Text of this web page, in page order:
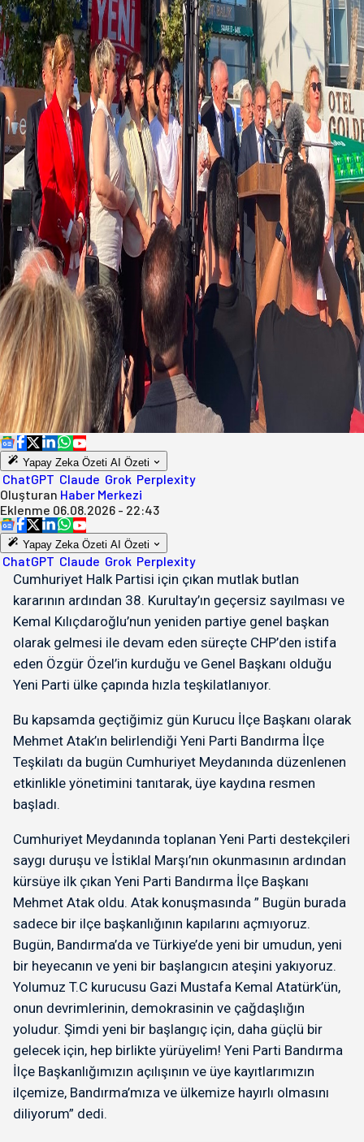
Yapay Zeka Özeti AI Özeti
ChatGPT Claude Grok Perplexity
Oluşturan Haber Merkezi
Eklenme 06.08.2026 - 22:43
Yapay Zeka Özeti AI Özeti
ChatGPT Claude Grok Perplexity
Cumhuriyet Halk Partisi için çıkan mutlak butlan
kararının ardından 38. Kurultay’ın geçersiz sayılması ve
Kemal Kılıçdaroğlu’nun yeniden partiye genel başkan
olarak gelmesi ile devam eden süreçte CHP’den istifa
eden Özgür Özel’in kurduğu ve Genel Başkanı olduğu
Yeni Parti ülke çapında hızla teşkilatlanıyor.
Bu kapsamda geçtiğimiz gün Kurucu İlçe Başkanı olarak
Mehmet Atak’ın belirlendiği Yeni Parti Bandırma İlçe
Teşkilatı da bugün Cumhuriyet Meydanında düzenlenen
etkinlikle yönetimini tanıtarak, üye kaydına resmen
başladı.
Cumhuriyet Meydanında toplanan Yeni Parti destekçileri
saygı duruşu ve İstiklal Marşı’nın okunmasının ardından
kürsüye ilk çıkan Yeni Parti Bandırma İlçe Başkanı
Mehmet Atak oldu. Atak konuşmasında ” Bugün burada
sadece bir ilçe başkanlığının kapılarını açmıyoruz.
Bugün, Bandırma’da ve Türkiye’de yeni bir umudun, yeni
bir heyecanın ve yeni bir başlangıcın ateşini yakıyoruz.
Yolumuz T.C kurucusu Gazi Mustafa Kemal Atatürk’ün,
onun devrimlerinin, demokrasinin ve çağdaşlığın
yoludur. Şimdi yeni bir başlangıç için, daha güçlü bir
gelecek için, hep birlikte yürüyelim! Yeni Parti Bandırma
İlçe Başkanlığımızın açılışının ve üye kayıtlarımızın
ilçemize, Bandırma’mıza ve ülkemize hayırlı olmasını
diliyorum” dedi.